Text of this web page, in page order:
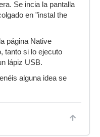
Se incia la pantalla
en "instal the
página Native
tanto si lo ejecuto
lápiz USB.
alguna idea se